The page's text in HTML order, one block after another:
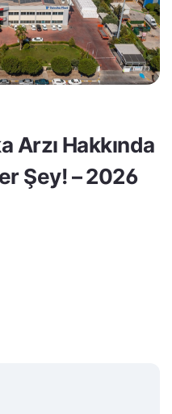
Arzı Hakkında
Şey! – 2026